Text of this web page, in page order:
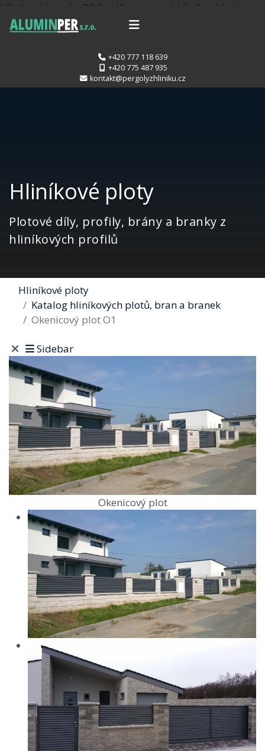
+420 777 118 639
+420 775 487 935
kontakt@pergolyzhliniku.cz
Hliníkové ploty
Plotové díly, profily, brány a branky z
hliníkových profilů
Hliníkové ploty
Katalog hliníkových plotů, bran a branek
Okenicový plot O1
Sidebar
Okenicový plot
Hliníková branka P1 šedáSamonosná hliníková brána
O2 zlatý dub